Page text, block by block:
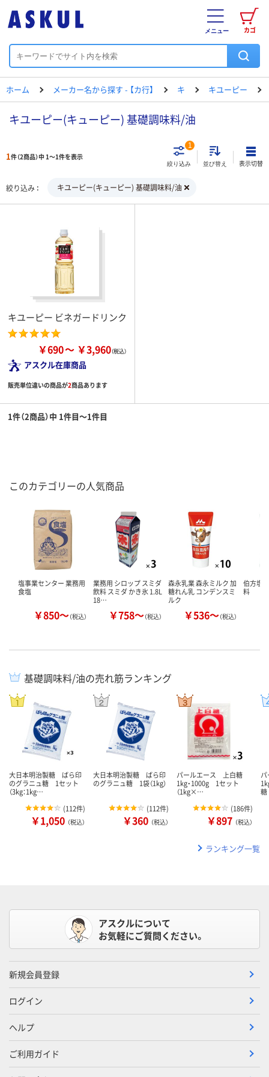
カゴ
メニュー
ホーム メーカー名から探す - 【カ行】 キ キユーピー
キユーピー(キューピー) 基礎調味料/油
1件（2商品）中 1～1件を表示
絞り込み
1
並び替え 表示切替
絞り込み キユーピー(キューピー) 基礎調味料/油
キユーピー ビネガードリンク
￥690 ￥3,960
アスクル在庫商品
販売単位違いの商品が2商品あります
1件（2商品）中 1件目～1件目
このカテゴリーの人気商品
塩事業センター 業務用
食塩
￥850～（税込）
業務用 シロップ スミダ
飲料 スミダ かき氷 1.8L
18…
￥758～（税込）
森永乳業 森永ミルク 加
糖れん乳 コンデンスミ
ルク
￥536～（税込）
伯方塩
料
基礎調味料/油の売れ筋ランキング
大日本明治製糖 ばら印
のグラニュ糖 1セット
（3kg：1kg…
(112件)
￥1,050 （税込）
大日本明治製糖 ばら印
のグラニュ糖 1袋（1kg）
(112件)
￥360 （税込）
パールエース 上白糖
1kg・1000g 1セット
（1kg×…
(186件)
￥897 （税込）
ランキング一覧
アスクルについて
お気軽にご質問ください。
新規会員登録
ログイン
ヘルプ
ご利用ガイド